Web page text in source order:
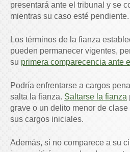
presentará ante el tribunal y se
mientras su caso esté pendiente.
Los términos de la fianza
pueden permanecer vigentes,
su primera comparecencia ante
Podría enfrentarse a cargos
salta la fianza. Saltarse la fianza
grave o un delito menor de
sus cargos iniciales.
Además, si no comparece a su